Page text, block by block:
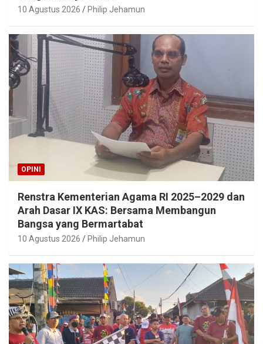
10 Agustus 2026 Philip Jehamun
OPINI
Renstra Kementerian Agama RI 2025–2029 dan
Arah Dasar IX KAS: Bersama Membangun
Bangsa yang Bermartabat
10 Agustus 2026 Philip Jehamun